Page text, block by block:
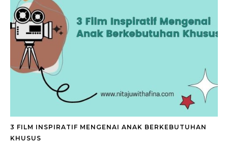
3 FILM INSPIRATIF MENGENAI ANAK BERKEBUTUHAN
KHUSUS